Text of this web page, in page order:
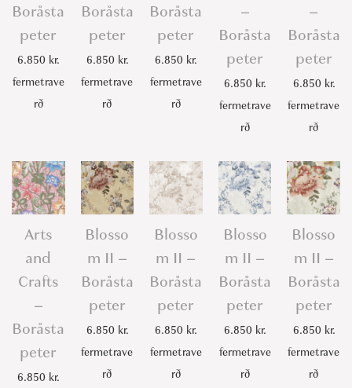
q
u
a
n
y
Boråsta
peter
6.850 kr.
fermetrave
rð
Boråsta
peter
6.850 kr.
fermetrave
rð
Boråsta
peter
6.850 kr.
fermetrave
rð
–
Boråsta
peter
6.850 kr.
fermetrave
rð
–
Boråsta
peter
6.850 kr.
fermetrave
rð
Arts
and
Crafts
–
Boråsta
peter
6.850 kr.
Blosso
m II –
Boråsta
peter
6.850 kr.
fermetrave
rð
Blosso
m II –
Boråsta
peter
6.850 kr.
fermetrave
rð
Blosso
m II –
Boråsta
peter
6.850 kr.
fermetrave
rð
Blosso
m II –
Boråsta
peter
6.850 kr.
fermetrave
rð